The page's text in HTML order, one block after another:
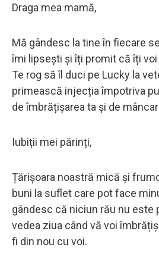
Draga mea mamă,
Mă gândesc la tine în fiecare
îmi lipsești și îți promit că îți
Te rog să îl duci pe Lucky la
primească injecția împotriva
de îmbrățișarea ta și de
Iubiții mei părinți,
Țărișoara noastră mică și
buni la suflet care pot face
gândesc că niciun rău nu este
vedea ziua când vă voi
fi din nou cu voi.